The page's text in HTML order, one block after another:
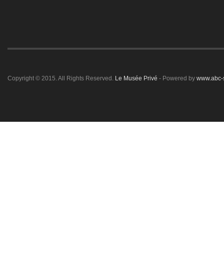
Copyright © 2015. All Rights Reserved. Le Musée Privé - Powered by